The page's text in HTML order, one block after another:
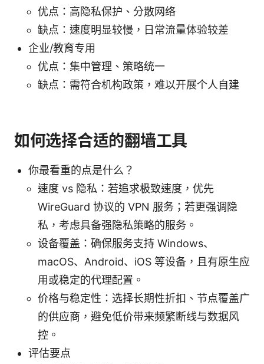
优点：高隐私保护、分散网络
缺点：速度明显较慢，日常流量体验较差
企业/教育专用
优点：集中管理、策略统一
缺点：需符合机构政策，难以开展个人自建
如何选择合适的翻墙工具
你最看重的点是什么？
速度 vs 隐私：若追求极致速度，优先
WireGuard 协议的 VPN 服务；若更强调隐
私，考虑具备强隐私策略的服务。
设备覆盖：确保服务支持 Windows、
macOS、Android、iOS 等设备，且有原生应
用或稳定的代理配置。
价格与稳定性：选择长期性折扣、节点覆盖广
的供应商，避免低价带来频繁断线与数据风
控。
评估要点